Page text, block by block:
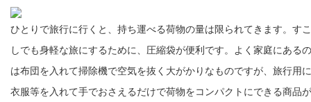
ひとりで旅行に行くと、持ち運べる荷物の量は限られてきます。すこ
しでも身軽な旅にするために、圧縮袋が便利です。よく家庭にあるの
は布団を入れて掃除機で空気を抜く大がかりなものですが、旅行用に
衣服等を入れて手でおさえるだけで荷物をコンパクトにできる商品が